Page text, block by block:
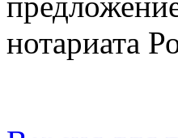
нотариата